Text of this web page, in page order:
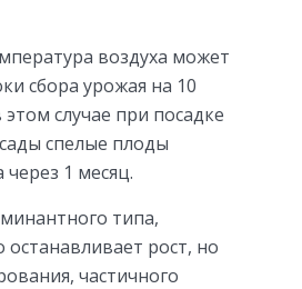
воздуха может
сбора урожая на 10
случае при посадке
спелые плоды
через 1 месяц.
типа,
останавливает рост, но
частичного